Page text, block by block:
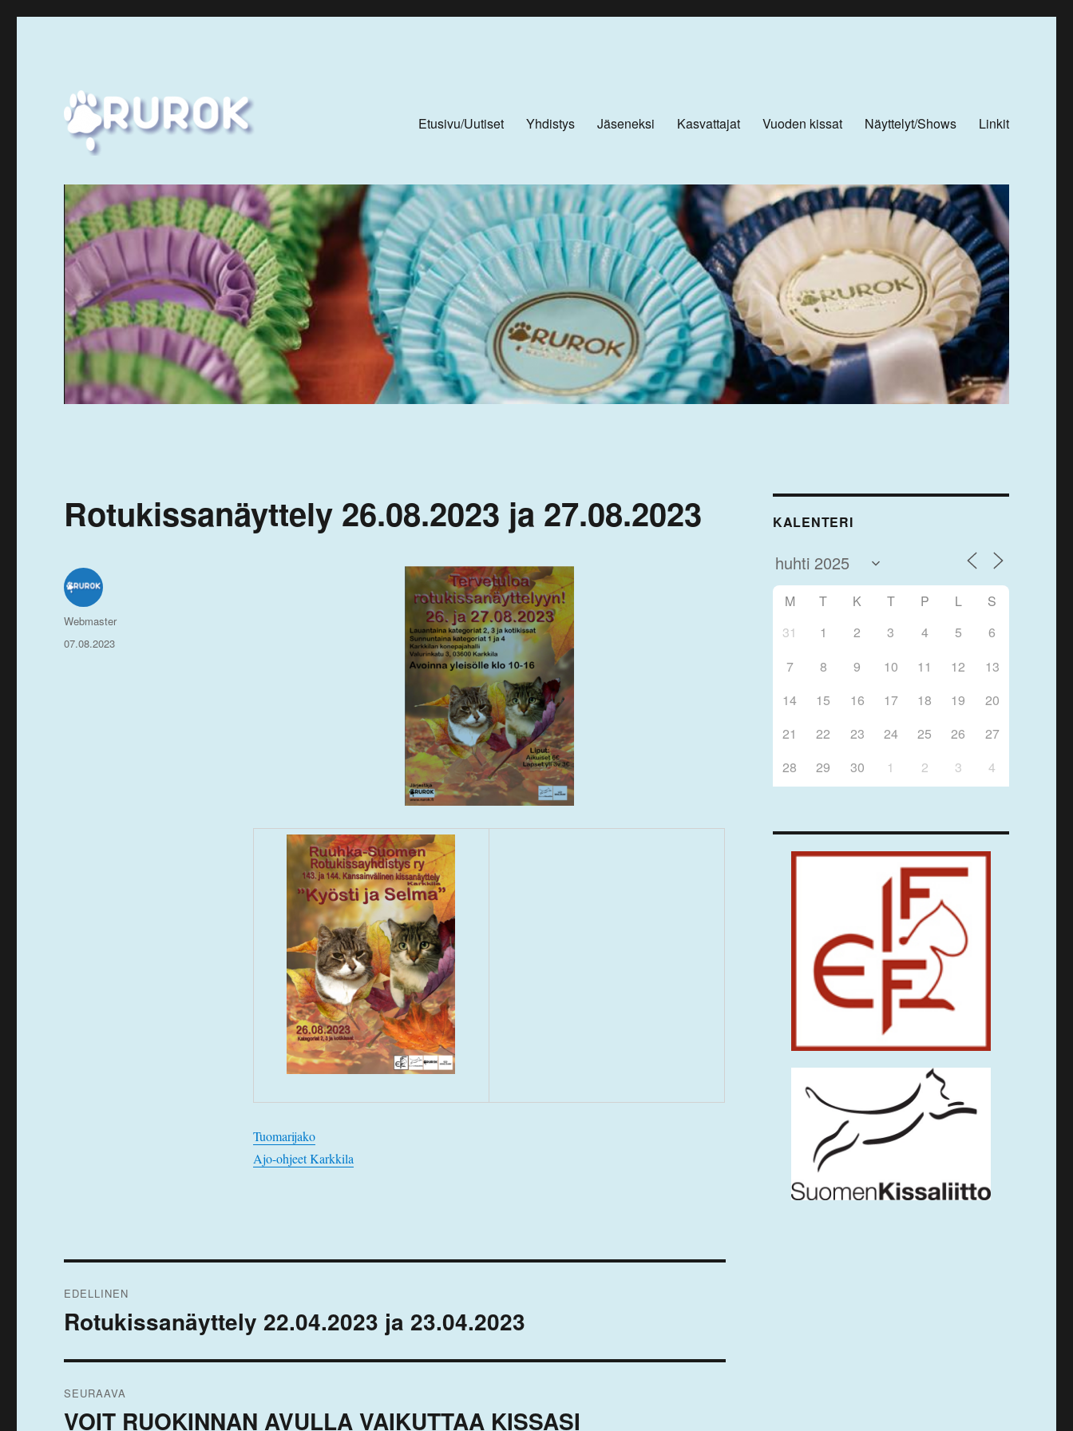
Rurok
Etusivu/Uutiset Yhdistys Jäseneksi Kasvattajat Vuoden kissat Näyttelyt/Shows Linkit
Rotukissanäyttely 26.08.2023 ja 27.08.2023
Tuomarijako
Ajo-ohjeet Karkkila
Kirjoittaja
Webmaster
Julkaistu
07.08.2023
selaus
EDELLINEN
Edellinen
Rotukissanäyttely 22.04.2023 ja 23.04.2023
SEURAAVA
Seuraava
VOIT RUOKINNAN AVULLA VAIKUTTAA KISSASI
KALENTERI
M T K T P L
S
31
1 2 3 4 5
6
7
8 9 10 11 12
13
14
15 16 17 18 19
20
21
22 23 24 25 26
27
28
29 30 1 2 3 4